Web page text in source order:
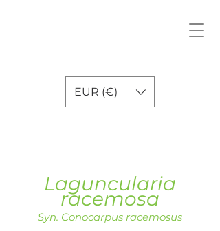
EUR (€)
Laguncularia
racemosa
Syn. Conocarpus racemosus